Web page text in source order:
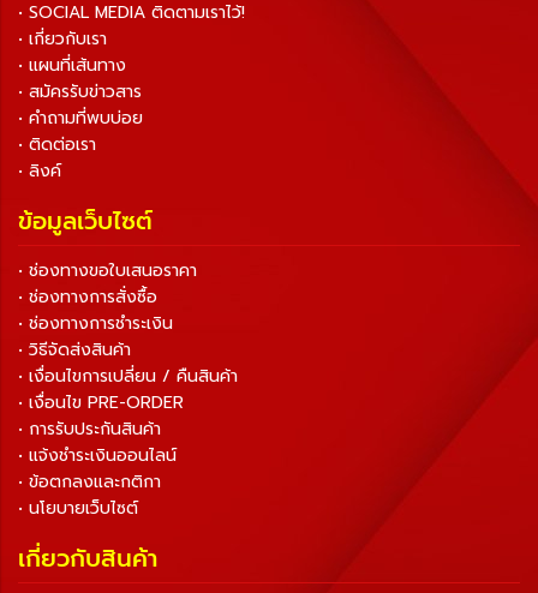
• SOCIAL MEDIA ติดตามเราไว้!
• เกี่ยวกับเรา
• แผนที่เส้นทาง
• สมัครรับข่าวสาร
• คำถามที่พบบ่อย
• ติดต่อเรา
• ลิงค์
ข้อมูลเว็บไซต์
• ช่องทางขอใบเสนอราคา
• ช่องทางการสั่งซื้อ
• ช่องทางการชำระเงิน
• วิธีจัดส่งสินค้า
• เงื่อนไขการเปลี่ยน / คืนสินค้า
• เงื่อนไข PRE-ORDER
• การรับประกันสินค้า
• แจ้งชำระเงินออนไลน์
• ข้อตกลงและกติกา
• นโยบายเว็บไซต์
เกี่ยวกับสินค้า